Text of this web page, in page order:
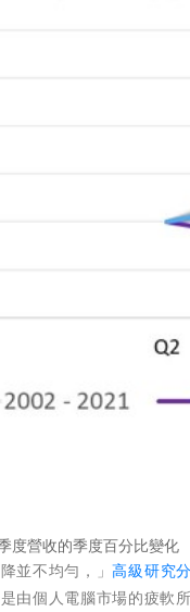
度營收的季度百分比變化
並不均勻， 」高級研究
由個人電腦市場的疲軟